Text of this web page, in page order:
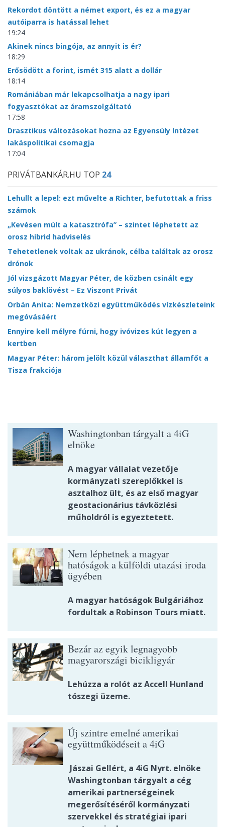
Rekordot döntött a német export, és ez a magyar
autóiparra is hatással lehet
19:24
Akinek nincs bingója, az annyit is ér?
18:29
Erősödött a forint, ismét 315 alatt a dollár
18:14
Romániában már lekapcsolhatja a nagy ipari
fogyasztókat az áramszolgáltató
17:58
Drasztikus változásokat hozna az Egyensúly Intézet
lakáspolitikai csomagja
17:04
PRIVÁTBANKÁR.HU TOP 24
Lehullt a lepel: ezt művelte a Richter, befutottak a friss
számok
„Kevésen múlt a katasztrófa” – szintet léphetett az
orosz hibrid hadviselés
Tehetetlenek voltak az ukránok, célba találtak az orosz
drónok
Jól vizsgázott Magyar Péter, de közben csinált egy
súlyos baklövést – Ez Viszont Privát
Orbán Anita: Nemzetközi együttműködés vízkészleteink
megóvásáért
Ennyire kell mélyre fúrni, hogy ivóvizes kút legyen a
kertben
Magyar Péter: három jelölt közül választhat államfőt a
Tisza frakciója
Washingtonban tárgyalt a 4iG
elnöke
A magyar vállalat vezetője
kormányzati szereplőkkel is
asztalhoz ült, és az első magyar
geostacionárius távközlési
műholdról is egyeztetett.
Nem léphetnek a magyar
hatóságok a külföldi utazási iroda
ügyében
A magyar hatóságok Bulgáriához
fordultak a Robinson Tours miatt.
Bezár az egyik legnagyobb
magyarországi bicikligyár
Lehúzza a rolót az Accell Hunland
tószegi üzeme.
Új szintre emelné amerikai
együttműködéseit a 4iG
Jászai Gellért, a 4iG Nyrt. elnöke
Washingtonban tárgyalt a cég
amerikai partnerségeinek
megerősítéséről kormányzati
szervekkel és stratégiai ipari